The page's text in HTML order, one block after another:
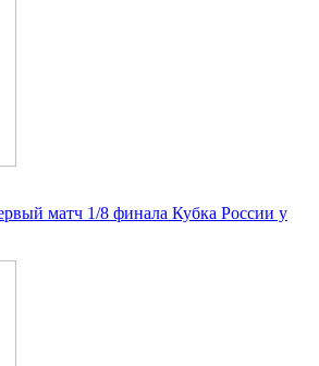
матч 1/8 финала Кубка России у